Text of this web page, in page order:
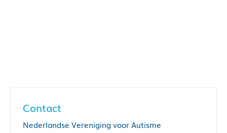
Contact
Nederlandse Vereniging voor Autisme